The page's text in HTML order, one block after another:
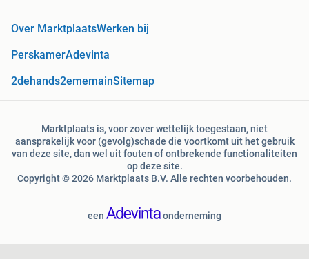
Over MarktplaatsWerken bij
PerskamerAdevinta
2dehands2ememainSitemap
Marktplaats is, voor zover wettelijk toegestaan, niet
aansprakelijk voor (gevolg)schade die voortkomt uit het gebruik
van deze site, dan wel uit fouten of ontbrekende functionaliteiten
op deze site.
Copyright © 2026 Marktplaats B.V. Alle rechten voorbehouden.
een onderneming